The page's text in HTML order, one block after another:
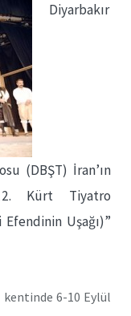
Diyarbakır
(DBŞT) İran’ın
Kürt Tiyatro
Uşağı)”
kentinde 6-10 Eylül